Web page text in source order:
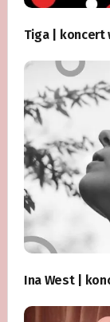
Tiga | koncert
Ina West |